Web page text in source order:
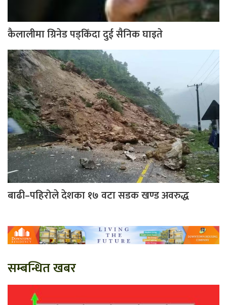
कैलालीमा ग्रिनेड पड्किँदा दुई सैनिक घाइते
बाढी–पहिरोले देशका १७ वटा सडक खण्ड अवरुद्ध
सम्बन्धित खबर